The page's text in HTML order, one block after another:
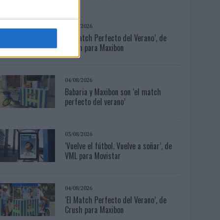
04/08/2026
‘El Match Perfecto del Verano’, de
Crush para Maxibon
04/08/2026
Babaria y Maxibon son ‘el match
perfecto del verano’
03/08/2026
‘Vuelve el fútbol. Vuelve a soñar’, de
VML para Movistar
04/08/2026
‘El Match Perfecto del Verano’, de
Crush para Maxibon